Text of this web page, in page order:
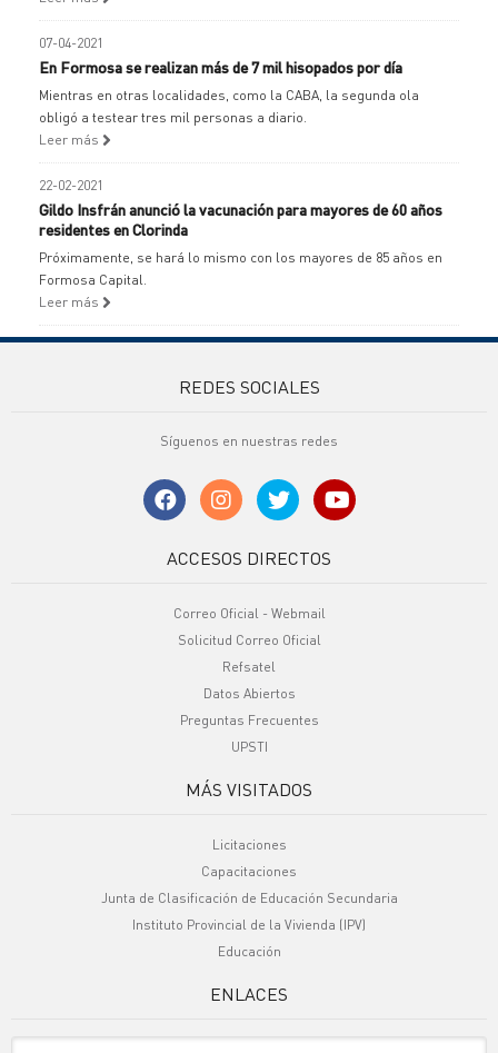
07-04-2021
En Formosa se realizan más de 7 mil hisopados por día
Mientras en otras localidades, como la CABA, la segunda ola
obligó a testear tres mil personas a diario.
Leer más
22-02-2021
Gildo Insfrán anunció la vacunación para mayores de 60 años
residentes en Clorinda
Próximamente, se hará lo mismo con los mayores de 85 años en
Formosa Capital.
Leer más
REDES SOCIALES
Síguenos en nuestras redes
ACCESOS DIRECTOS
Correo Oficial - Webmail
Solicitud Correo Oficial
Refsatel
Datos Abiertos
Preguntas Frecuentes
UPSTI
MÁS VISITADOS
Licitaciones
Capacitaciones
Junta de Clasificación de Educación Secundaria
Instituto Provincial de la Vivienda (IPV)
Educación
ENLACES